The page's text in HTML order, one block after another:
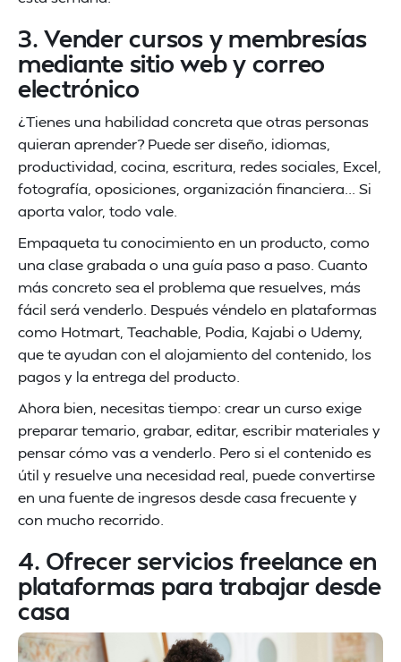
3. Vender cursos y membresías
mediante sitio web y correo
electrónico
¿Tienes una habilidad concreta que otras personas
quieran aprender? Puede ser diseño, idiomas,
productividad, cocina, escritura, redes sociales, Excel,
fotografía, oposiciones, organización financiera... Si
aporta valor, todo vale.
Empaqueta tu conocimiento en un producto, como
una clase grabada o una guía paso a paso. Cuanto
más concreto sea el problema que resuelves, más
fácil será venderlo. Después véndelo en plataformas
como Hotmart, Teachable, Podia, Kajabi o Udemy,
que te ayudan con el alojamiento del contenido, los
pagos y la entrega del producto.
Ahora bien, necesitas tiempo: crear un curso exige
preparar temario, grabar, editar, escribir materiales y
pensar cómo vas a venderlo. Pero si el contenido es
útil y resuelve una necesidad real, puede convertirse
en una fuente de ingresos desde casa frecuente y
con mucho recorrido.
4. Ofrecer servicios freelance en
plataformas para trabajar desde
casa